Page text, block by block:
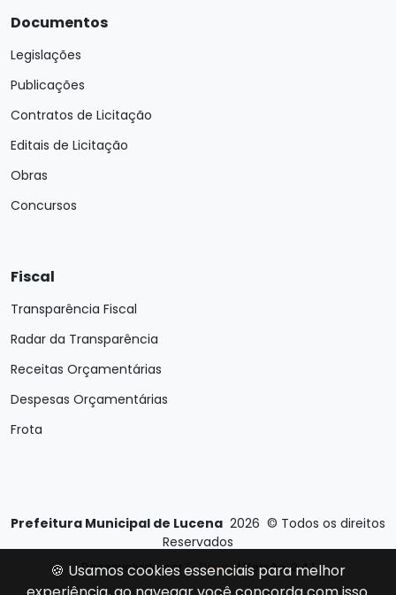
Documentos
Legislações
Publicações
Contratos de Licitação
Editais de Licitação
Obras
Concursos
Fiscal
Transparência Fiscal
Radar da Transparência
Receitas Orçamentárias
Despesas Orçamentárias
Frota
Prefeitura Municipal de Lucena 2026 © Todos os direitos
Reservados
Desenvolvido porE-Ticons| Versão: 2.4.1
🍪 Usamos cookies essenciais para melhor